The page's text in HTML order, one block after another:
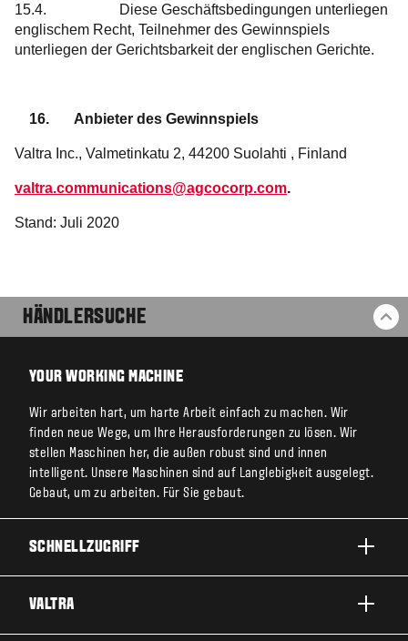
15.4. Diese Geschäftsbedingungen unterliegen
englischem Recht, Teilnehmer des Gewinnspiels
unterliegen der Gerichtsbarkeit der englischen Gerichte.
16. Anbieter des Gewinnspiels
Valtra Inc., Valmetinkatu 2, 44200 Suolahti , Finland
valtra.communications@agcocorp.com.
Stand: Juli 2020
HÄNDLERSUCHE
YOUR WORKING MACHINE
Wir arbeiten hart, um harte Arbeit einfach zu machen. Wir
finden neue Wege, um Ihre Herausforderungen zu lösen. Wir
stellen Maschinen her, die außen robust sind und innen
intelligent. Unsere Maschinen sind auf Langlebigkeit ausgelegt.
Gebaut, um zu arbeiten. Für Sie gebaut.
SCHNELLZUGRIFF
VALTRA